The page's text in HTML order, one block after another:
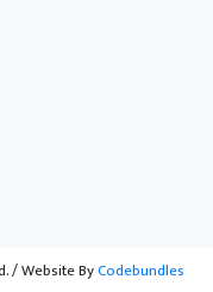
/Website ByCodebundles